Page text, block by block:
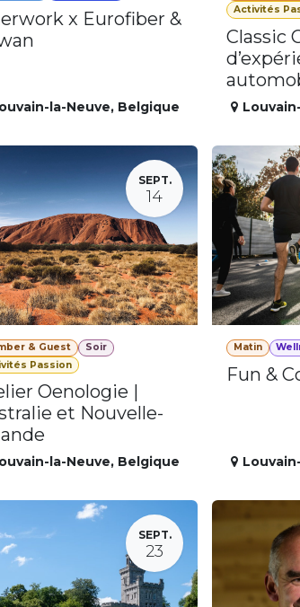
x Eurofiber &
la-Neuve, Belgique
Activités
Classic
SEPT.
14
& Guest
Soir
Passion
Oenologie |
et Nouvelle-
la-Neuve, Belgique
Matin
Fun &
SEPT.
23